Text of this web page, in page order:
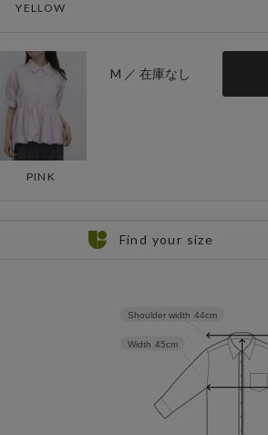
YELLOW
PINK
M ／ 在庫なし
Find your size
Width 45cm
Shoulder width 44cm